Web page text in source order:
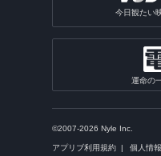
今日観たい
運命の
©2007-2026 Nyle Inc.
アプリブ利用規約 個人情